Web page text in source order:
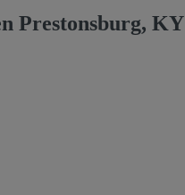
Prestonsburg, KY